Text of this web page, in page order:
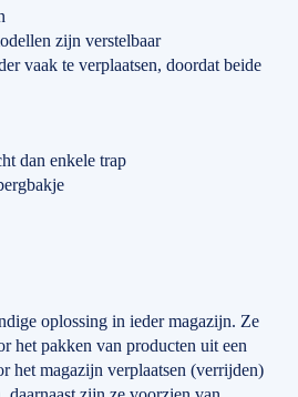
zijn verstelbaar
vaak te verplaatsen, doordat beide
dan enkele trap
oplossing in ieder magazijn. Ze
het pakken van producten uit een
het magazijn verplaatsen (verrijden)